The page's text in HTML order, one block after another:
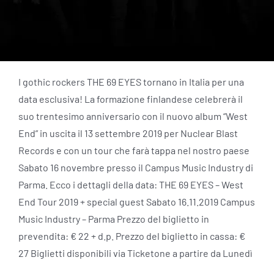
I gothic rockers THE 69 EYES tornano in Italia per una
data esclusiva! La formazione finlandese celebrerà il
suo trentesimo anniversario con il nuovo album “West
End” in uscita il 13 settembre 2019 per Nuclear Blast
Records e con un tour che farà tappa nel nostro paese
Sabato 16 novembre presso il Campus Music Industry di
Parma. Ecco i dettagli della data: THE 69 EYES – West
End Tour 2019 + special guest Sabato 16.11.2019 Campus
Music Industry – Parma Prezzo del biglietto in
prevendita: € 22 + d.p. Prezzo del biglietto in cassa: €
27 Biglietti disponibili via Ticketone a partire da Lunedì